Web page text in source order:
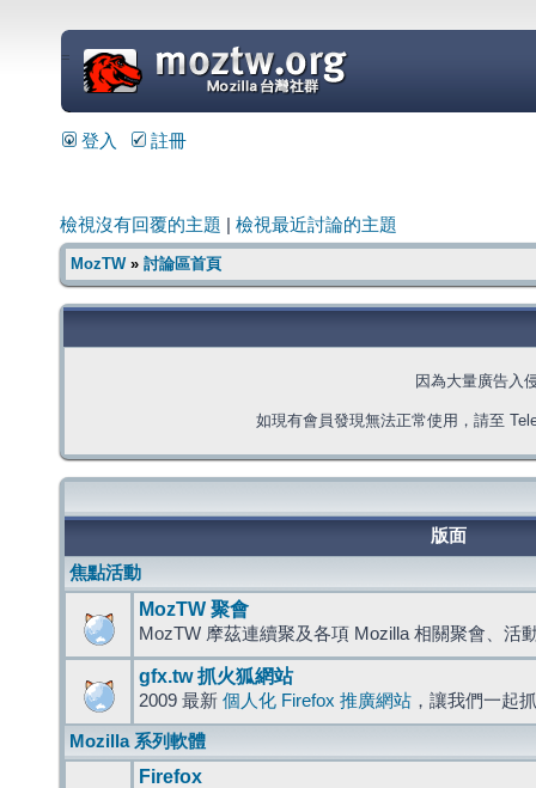
=
登入 註冊
檢視沒有回覆的主題 檢視最近討論的主題
MozTW» 討論區首頁
因為大量廣告入
如現有會員發現無法正常使用，請至
版面
焦點活動
MozTW 聚會
MozTW 摩茲連續聚及各項 Mozilla 相關聚會、活
gfx.tw 抓火狐網站
2009 最新 個人化 Firefox 推廣網站 ，讓我們一起
Mozilla 系列軟體
Firefox